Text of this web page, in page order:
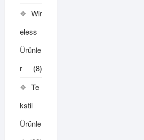
Wir
eless
Ürünle
r
(8)
Te
kstil
Ürünle